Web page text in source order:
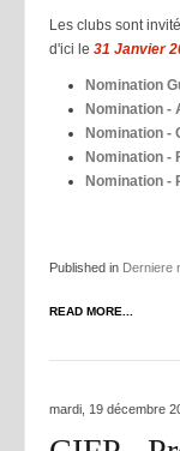
Les clubs sont
d'ici le 31 Janvier
Nomination
Nomination -
Nomination -
Nomination -
Nomination -
Published in Derniere
READ MORE...
mardi, 19 décembre